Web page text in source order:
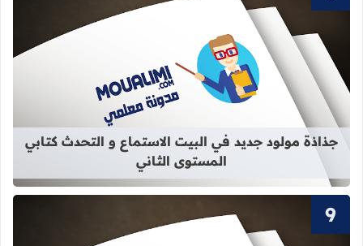
قراءة المزيد عن جذاذة مولود جديد
جذاذة مولود جديد في البيت الاستماع و التحدث كتابي
المستوى الثاني